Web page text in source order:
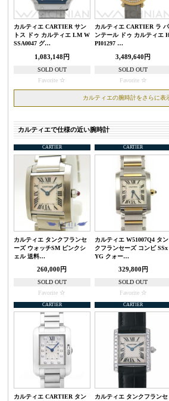
カルティエ CARTIER サン
トス ドゥ カルティエ LM W
SSA0047 グ…
1,083,148円
SOLD OUT
Favorite
カルティエ CARTIER ラ パ
ンテール ドゥ カルティエ
PI01297 …
3,489,640円
SOLD OUT
Favorite
カルティエの腕時計をさらに表
カルティエで仕様の近い腕時計
CARTIER
カルティエ タンクフランセ
ーズ ウォッチSM ピンクシ
ェル 送料…
260,000円
SOLD OUT
Favorite
CARTIER
カルティエ W51007Q4 タン
クフランセーズ コンビ SSx
YG クォー…
329,800円
SOLD OUT
Favorite
CARTIER
カルティエ CARTIER タン
CARTIER
カルティエ タンクフランセ